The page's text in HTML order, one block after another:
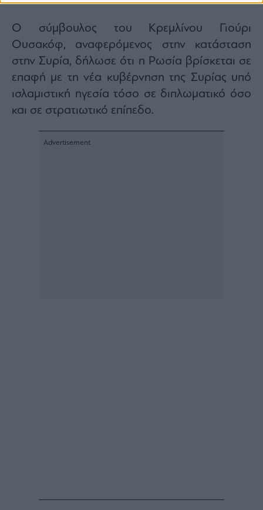
Ο σύμβουλος του Κρεμλίνου Γιούρι
Ουσακόφ, αναφερόμενος στην κατάσταση
στην Συρία, δήλωσε ότι η Ρωσία βρίσκεται σε
επαφή με τη νέα κυβέρνηση της Συρίας υπό
ισλαμιστική ηγεσία τόσο σε διπλωματικό όσο
και σε στρατιωτικό επίπεδο.